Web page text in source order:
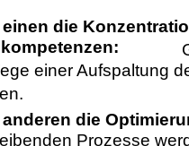
die
einer Aufspaltung
anderen die